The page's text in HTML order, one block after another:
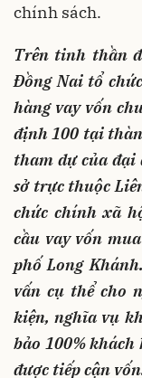
chính sách.
Trên tinh thần
Đồng Nai tổ
hàng vay vốn
định 100 tại
tham dự của đại
sở trực thuộc
chức chính xã
cầu vay vốn
phố Long
vấn cụ thể cho
kiện, nghĩa vụ
bảo 100%
được tiếp cận